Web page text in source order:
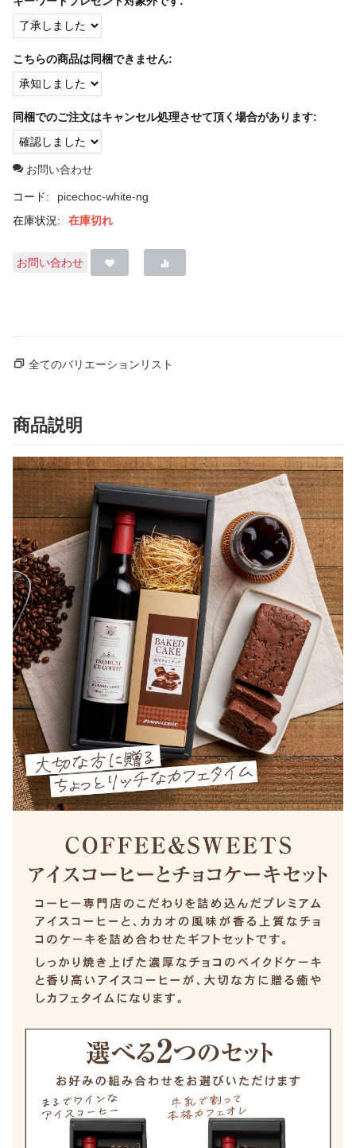
こちらの商品は同梱できません:
同梱でのご注文はキャンセル処理させて頂く場合があります:
お問い合わせ
コード:
picechoc-white-ng
在庫状況:
在庫切れ
お問い合わせ
全てのバリエーションリスト
商品説明